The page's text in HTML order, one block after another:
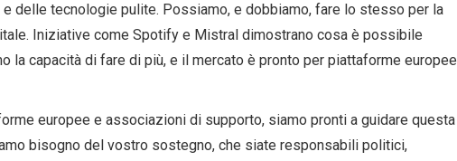
delle tecnologie pulite. Possiamo, e dobbiamo, fare lo stesso per la
Iniziative come Spotify e Mistral dimostrano cosa è possibile
la capacità di fare di più, e il mercato è pronto per piattaforme europee
europee e associazioni di supporto, siamo pronti a guidare questa
bisogno del vostro sostegno, che siate responsabili politici,